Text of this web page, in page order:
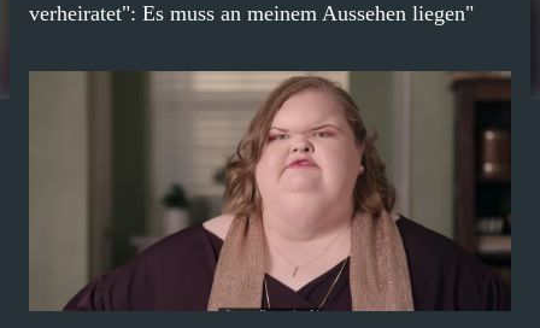
verheiratet": Es muss an meinem Aussehen liegen"